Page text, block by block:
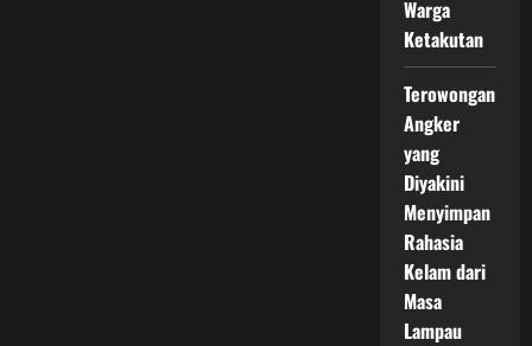
Warga
Ketakutan
Terowongan
Angker
yang
Diyakini
Menyimpan
Rahasia
Kelam dari
Masa
Lampau